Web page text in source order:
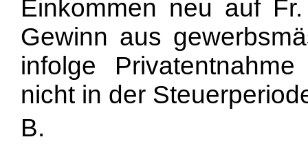
Einkommen neu auf
Gewinn aus
infolge
nicht in der
B.